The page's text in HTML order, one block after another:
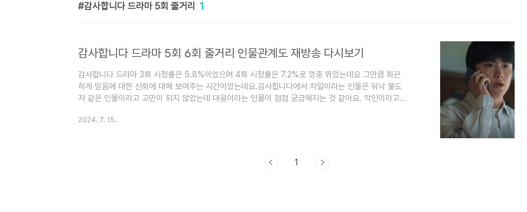
감사합니다 드라마 5회 줄거리 1
감사합니다 드라마 5회 6회 줄거리 인물관계도 재방송 다시보기
감사합니다 드라마 3회 시청률은 5.8%이었으며 4회 시청률은 7.2%로 껑충 뛰었는데요 그만큼 화끈
하게 믿음에 대한 신뢰에 대해 보여주는 시간이었는데요.감사합니다에서 차일이라는 인물은 워낙 불도
저 같은 인물이라고 고민이 되지 않았는데 대웅이라는 인물이 점점 궁금해지는 것 같아요. 악인이라고
를 해야 되는 건지 고민하는 서진의 마음을 볼 수 있었는데요.새로운 사건 의뢰가 들어오게 됩니다 현장
2024. 7. 15.
1